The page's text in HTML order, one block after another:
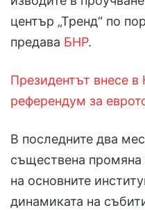
център „Тренд“ по
предава БНР.
Президентът внесе
референдум за
В последните два
съществена промяна
на основните
динамиката на